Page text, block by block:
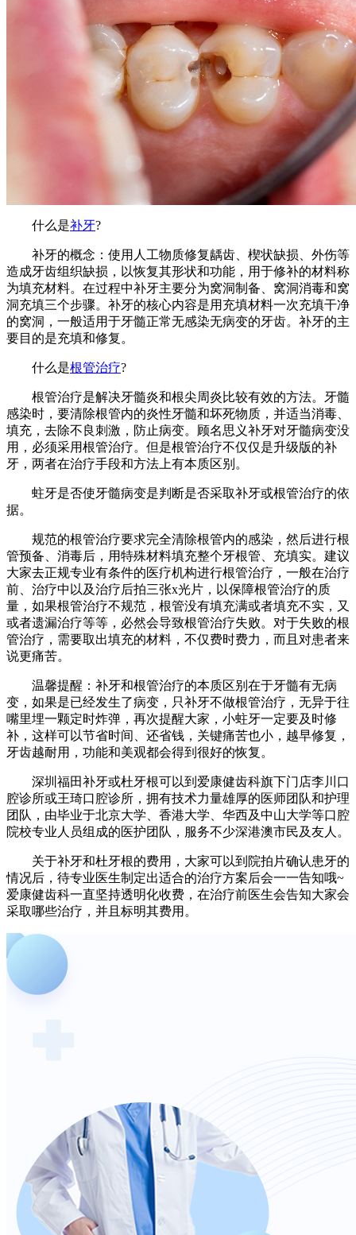
什么是补牙?
补牙的概念：使用人工物质修复龋齿、楔状缺损、外伤等
造成牙齿组织缺损，以恢复其形状和功能，用于修补的材料称
为填充材料。在过程中补牙主要分为窝洞制备、窝洞消毒和窝
洞充填三个步骤。补牙的核心内容是用充填材料一次充填干净
的窝洞，一般适用于牙髓正常无感染无病变的牙齿。补牙的主
要目的是充填和修复。
什么是根管治疗?
根管治疗是解决牙髓炎和根尖周炎比较有效的方法。牙髓
感染时，要清除根管内的炎性牙髓和坏死物质，并适当消毒、
填充，去除不良刺激，防止病变。顾名思义补牙对牙髓病变没
用，必须采用根管治疗。但是根管治疗不仅仅是升级版的补
牙，两者在治疗手段和方法上有本质区别。
蛀牙是否使牙髓病变是判断是否采取补牙或根管治疗的依
据。
规范的根管治疗要求完全清除根管内的感染，然后进行根
管预备、消毒后，用特殊材料填充整个牙根管、充填实。建议
大家去正规专业有条件的医疗机构进行根管治疗，一般在治疗
前、治疗中以及治疗后拍三张x光片，以保障根管治疗的质
量，如果根管治疗不规范，根管没有填充满或者填充不实，又
或者遗漏治疗等等，必然会导致根管治疗失败。对于失败的根
管治疗，需要取出填充的材料，不仅费时费力，而且对患者来
说更痛苦。
温馨提醒：补牙和根管治疗的本质区别在于牙髓有无病
变，如果是已经发生了病变，只补牙不做根管治疗，无异于往
嘴里埋一颗定时炸弹，再次提醒大家，小蛀牙一定要及时修
补，这样可以节省时间、还省钱，关键痛苦也小，越早修复，
牙齿越耐用，功能和美观都会得到很好的恢复。
深圳福田补牙或杜牙根可以到爱康健齿科旗下门店李川口
腔诊所或王琦口腔诊所，拥有技术力量雄厚的医师团队和护理
团队，由毕业于北京大学、香港大学、华西及中山大学等口腔
院校专业人员组成的医护团队，服务不少深港澳市民及友人。
关于补牙和杜牙根的费用，大家可以到院拍片确认患牙的
情况后，待专业医生制定出适合的治疗方案后会一一告知哦~
爱康健齿科一直坚持透明化收费，在治疗前医生会告知大家会
采取哪些治疗，并且标明其费用。